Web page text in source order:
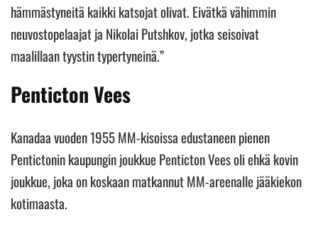
hämmästyneitä kaikki katsojat olivat. Eivätkä vähimmin
neuvostopelaajat ja Nikolai Putshkov, jotka seisoivat
maalillaan tyystin typertyneinä.”
Penticton Vees
Kanadaa vuoden 1955 MM-kisoissa edustaneen pienen
Pentictonin kaupungin joukkue Penticton Vees oli ehkä kovin
joukkue, joka on koskaan matkannut MM-areenalle jääkiekon
kotimaasta.